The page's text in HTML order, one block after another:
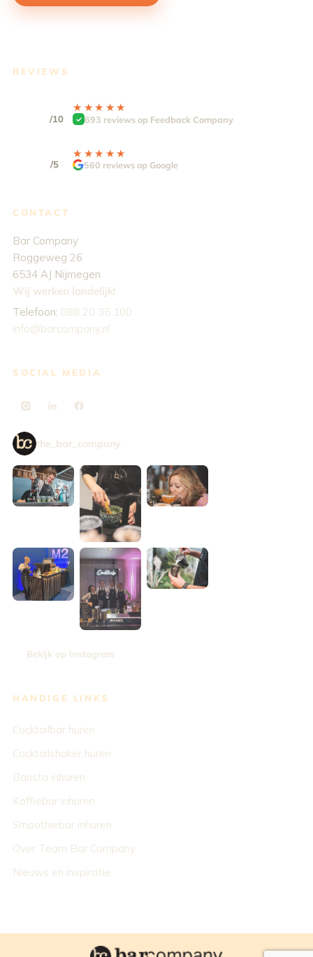
REVIEWS
/10
★★★★★
★★★★★
693 reviews op Feedback Company
/5
★★★★★
★★★★★
560 reviews op Google
CONTACT
Bar Company
Roggeweg 26
6534 AJ Nijmegen
Wij werken landelijk!
Telefoon: 088 20 35 100
info@barcompany.nl
SOCIAL MEDIA
the_bar_company
Bekijk op Instagram
HANDIGE LINKS
Cocktailbar huren
Cocktailshaker huren
Barista inhuren
Koffiebar inhuren
Smoothiebar inhuren
Over Team Bar Company
Nieuws en inspiratie